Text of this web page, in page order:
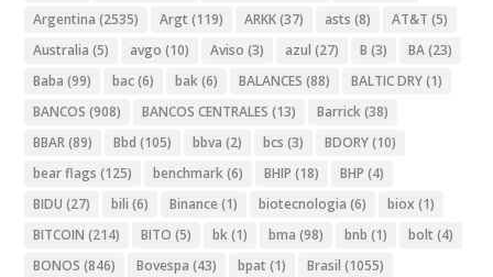
Argentina (2535) Argt (119) ARKK(37) asts (8) AT&T (5)
Australia (5) avgo (10) Aviso (3) azul (27) B (3) BA(23)
Baba (99) bac(6) bak(6) BALANCES (88) BALTIC DRY(1)
BANCOS (908) BANCOS CENTRALES (13) Barrick(38)
BBAR(89) Bbd (105) bbva (2) bcs (3) BDORY(10)
bear flags (125) benchmark(6) BHIP (18) BHP (4)
BIDU (27) bili (6) Binance (1) biotecnologia (6) biox (1)
BITCOIN (214) BITO (5) bk(1) bma (98) bnb (1) bolt (4)
BONOS (846) Bovespa (43) bpat (1) Brasil (1055)